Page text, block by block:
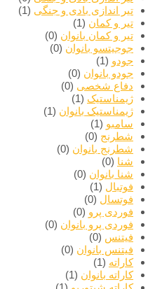
تیر اندازی بادی و جنگی (1)
تیر و کمان (1)
تیر و کمان بانوان (0)
جوجیتسو بانوان (0)
جودو (1)
جودو بانوان (0)
دفاع شخصی (0)
ژیمناستیک (1)
ژیمناستیک بانوان (1)
سامبو (1)
شطرنج (0)
شطرنج بانوان (0)
شنا (0)
شنا بانوان (0)
فوتبال (1)
فوتسال (0)
فوردی پرو (0)
فوردی پرو بانوان (0)
فیتنس (0)
فیتنس بانوان (0)
کاراته (1)
کاراته بانوان (1)